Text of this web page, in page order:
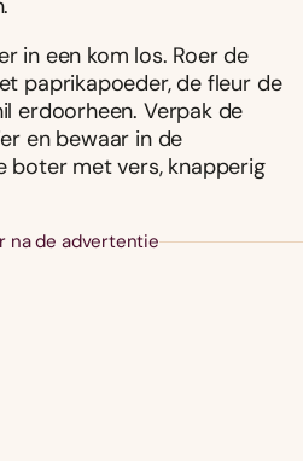
in een kom los. Roer de
paprikapoeder, de fleur de
erdoorheen. Verpak de
en bewaar in de
boter met vers, knapperig
na de advertentie